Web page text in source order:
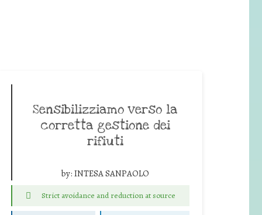
Sensibilizziamo verso la
corretta gestione dei
rifiuti
by: INTESA SANPAOLO
Strict avoidance and reduction at source